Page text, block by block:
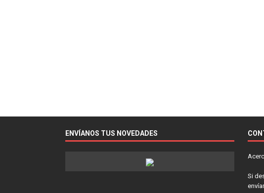
ENVÍANOS TUS NOVEDADES
Si